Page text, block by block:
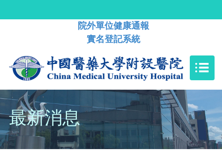
院外單位健康通報
實名登記系統
最新消息